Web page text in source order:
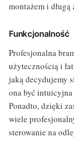
montażem i
Funkcjonalność
Profesjonalna
użytecznością i
jaką decydujemy
ona być
Ponadto, dzięki
wiele
sterowanie na